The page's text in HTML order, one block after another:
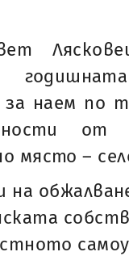
за наем по
от
място –